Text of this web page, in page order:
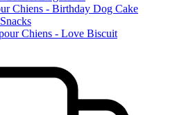
Chiens - Birthday Dog Cake
Chiens - Love Biscuit